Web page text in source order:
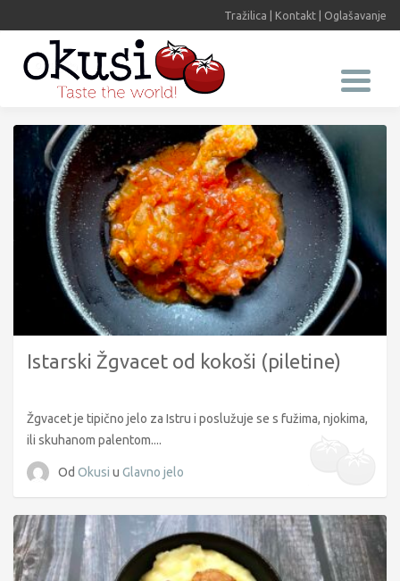
Tražilica Kontakt Oglašavanje
Istarski Žgvacet od kokoši (piletine)
Žgvacet je tipično jelo za Istru i poslužuje se s fužima, njokima,
ili skuhanom palentom....
Od Okusi u Glavno jelo